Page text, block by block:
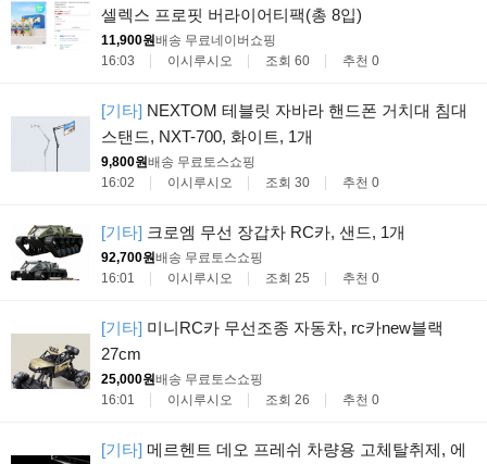
셀렉스 프로핏 버라이어티팩(총 8입)
11,900원배송 무료네이버쇼핑
16:03
이시루시오 조회 60 추천 0
[기타] NEXTOM 테블릿 자바라 핸드폰 거치대 침대
스탠드, NXT-700, 화이트, 1개
9,800원배송 무료토스쇼핑
16:02
이시루시오 조회 30 추천 0
[기타] 크로엠 무선 장갑차 RC카, 샌드, 1개
92,700원배송 무료토스쇼핑
16:01
이시루시오 조회 25 추천 0
[기타] 미니RC카 무선조종 자동차, rc카new블랙
27cm
25,000원배송 무료토스쇼핑
16:01
이시루시오 조회 26 추천 0
[기타] 메르헨트 데오 프레쉬 차량용 고체탈취제, 에